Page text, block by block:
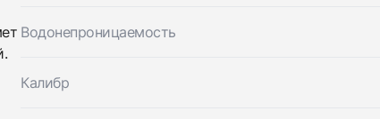
Водонепроницаемость
Калибр